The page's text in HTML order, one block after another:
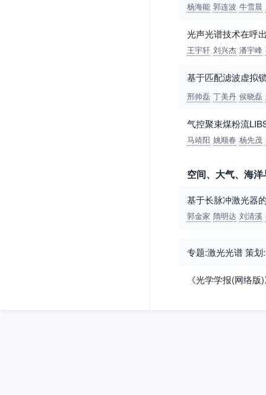
杨海能 郭连波 牛雪晨
光声光谱技术在呼
王宇轩 刘兴杰 潘宇峰
基于匹配滤波虚拟
邢帅磊 丁美丹 侯晓磊
气控聚束煤粉流
马靖阳 姚顺春 杨先茂
空间、大气、海
基于长脉冲激光器
郭金家 隋明达 刘清溪
专题:激光光谱 策
《光学学报(网络